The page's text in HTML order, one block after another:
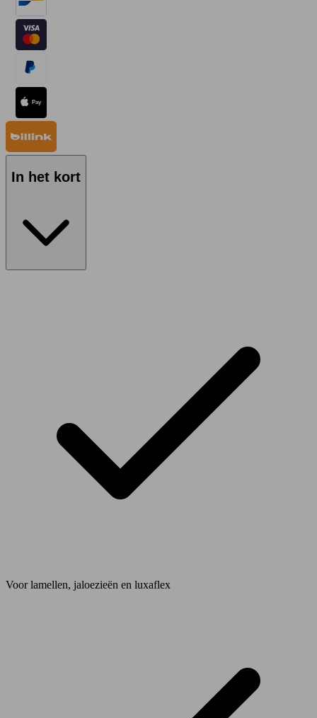
In het kort
Voor lamellen, jaloezieën en luxaflex